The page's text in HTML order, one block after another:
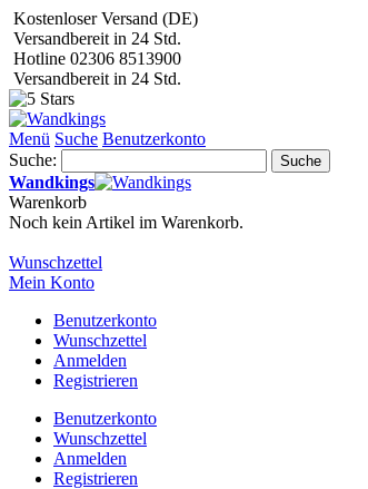
Kostenloser Versand (DE)
Versandbereit in 24 Std.
Hotline 02306 8513900
Versandbereit in 24 Std.
Menü Suche Benutzerkonto
Suche:
Suche
Wandkings
Warenkorb
Noch kein Artikel im Warenkorb.
Wunschzettel
Mein Konto
Benutzerkonto
Wunschzettel
Anmelden
Registrieren
Benutzerkonto
Wunschzettel
Anmelden
Registrieren